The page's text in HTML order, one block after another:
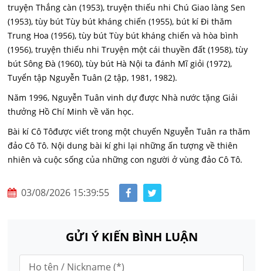
truyện Thắng càn (1953), truyện thiếu nhi Chú Giao làng Sen
(1953), tùy bút Tùy bút kháng chiến (1955), bút kí Đi thăm
Trung Hoa (1956), tùy bút Tùy bút kháng chiến và hòa bình
(1956), truyện thiếu nhi Truyện một cái thuyền đất (1958), tùy
bút Sông Đà (1960), tùy bút Hà Nội ta đánh Mĩ giỏi (1972),
Tuyển tập Nguyễn Tuân (2 tập, 1981, 1982).
Năm 1996, Nguyễn Tuân vinh dự được Nhà nước tặng Giải
thưởng Hồ Chí Minh về văn học.
Bài kí Cô Tôđược viết trong một chuyến Nguyễn Tuân ra thăm
đảo Cô Tô. Nội dung bài kí ghi lại những ấn tượng về thiên
nhiên và cuộc sống của những con người ở vùng đảo Cô Tô.
03/08/2026 15:39:55
GỬI Ý KIẾN BÌNH LUẬN